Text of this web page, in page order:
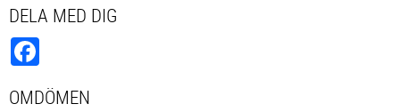
DELA MED DIG
OMDÖMEN